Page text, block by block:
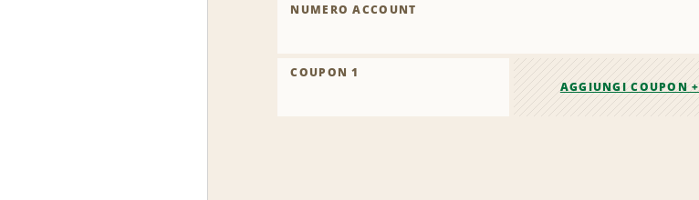
NUMERO ACCOUNT
COUPON 1
AGGIUNGI COUPON +